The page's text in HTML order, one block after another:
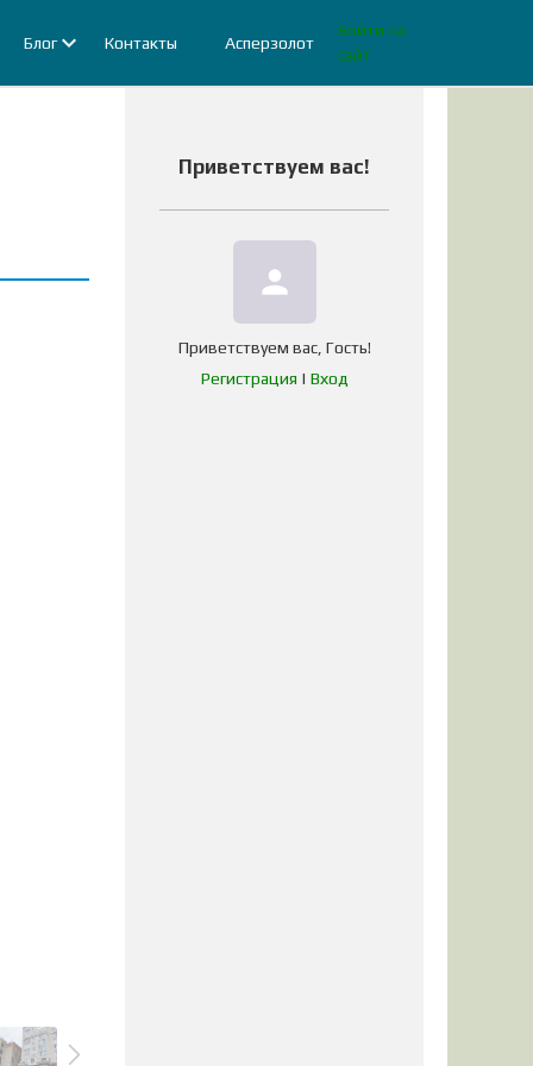
Блог Контакты Асперзолот
Войти на
сайт
Приветствуем вас!
person
Приветствуем вас, Гость!
Регистрация | Вход